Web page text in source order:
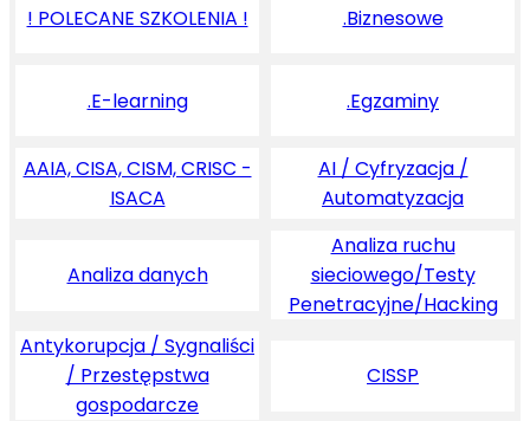
! POLECANE SZKOLENIA ! .Biznesowe
.E-learning .Egzaminy
AAIA, CISA, CISM, CRISC -
ISACA
AI / Cyfryzacja /
Automatyzacja
Analiza danych
Analiza ruchu
sieciowego/Testy
Penetracyjne/Hacking
Antykorupcja / Sygnaliści
/ Przestępstwa
gospodarcze
CISSP